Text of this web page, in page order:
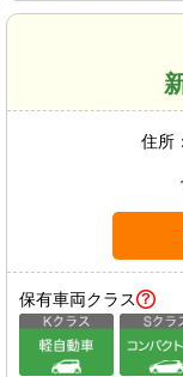
住所：
保有車両クラス